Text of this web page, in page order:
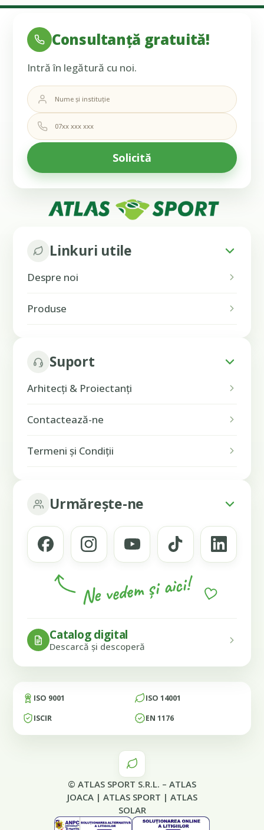
Linkuri utile
Despre noi
Produse
Suport
Arhitecți & Proiectanți
Contactează-ne
Termeni și Condiții
Urmărește-ne
Ne vedem și aici!
Catalog digital
Descarcă și descoperă
Consultanță gratuită!
Intră în legătură cu noi.
ISO 9001
ISO 14001
ISCIR
EN 1176
© ATLAS SPORT S.R.L. – ATLAS
JOACA| ATLAS SPORT | ATLAS
SOLAR